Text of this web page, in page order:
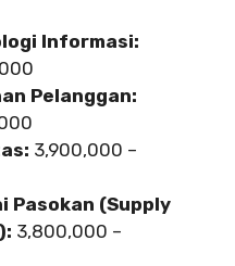
Informasi:
Pelanggan:
3,900,000 –
Pasokan (Supply
3,800,000 –